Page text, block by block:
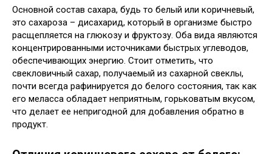
Основной состав сахара, будь то белый или коричневый,
это сахароза – дисахарид, который в организме быстро
расщепляется на глюкозу и фруктозу. Оба вида являются
концентрированными источниками быстрых углеводов,
обеспечивающих энергию. Стоит отметить, что
свекловичный сахар, получаемый из сахарной свеклы,
почти всегда рафинируется до белого состояния, так как
его меласса обладает неприятным, горьковатым вкусом,
что делает ее непригодной для добавления обратно в
продукт.